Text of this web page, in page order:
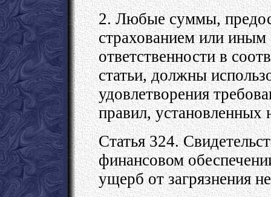
2. Любые суммы,
страхованием или
ответственности в
статьи, должны
удовлетворения
правил, установленных
Статья 324.
финансовом
ущерб от загрязнения